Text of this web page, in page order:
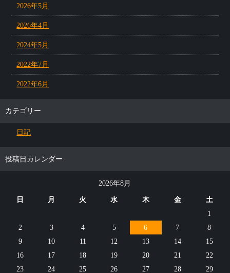
2026年5月
2026年4月
2024年5月
2022年7月
2022年6月
カテゴリー
日記
投稿日カレンダー
2026年8月
日 月 火 水 木 金
土
1
2
3 4 5 6 7
8
9
10 11 12 13 14
15
16
17 18 19 20 21
22
23
24 25 26 27 28 29